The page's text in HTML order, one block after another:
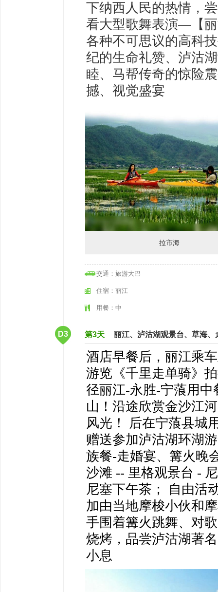
下纳西人民的热情，
看大型歌舞表演—【
各种不可思议的高科
纪的生命礼赞、泸沽
睦、马帮传奇的惊险
撼、视觉盛宴
拉市海
交通：旅游大巴
住宿：丽江
用餐：中
D3 第3天 丽江、泸沽湖观景台、草海
酒店早餐后，丽江乘
游览《千里走单骑》
径丽江-永胜-宁蒗用
山！沿途欣赏金沙江
风光！ 后在宁蒗县城
赠送参加泸沽湖环湖
族餐-走婚宴、篝火晚
沙滩 -- 里格观景台 -
尼塞下午茶； 自由活
加由当地摩梭小伙和
手围着篝火跳舞、对
烧烤，品尝泸沽湖著
小息